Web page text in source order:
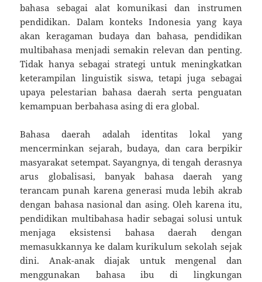
bahasa sebagai alat komunikasi dan instrumen
pendidikan. Dalam konteks Indonesia yang kaya
akan keragaman budaya dan bahasa, pendidikan
multibahasa menjadi semakin relevan dan penting.
Tidak hanya sebagai strategi untuk meningkatkan
keterampilan linguistik siswa, tetapi juga sebagai
upaya pelestarian bahasa daerah serta penguatan
kemampuan berbahasa asing di era global.
Bahasa daerah adalah identitas lokal yang
mencerminkan sejarah, budaya, dan cara berpikir
masyarakat setempat. Sayangnya, di tengah derasnya
arus globalisasi, banyak bahasa daerah yang
terancam punah karena generasi muda lebih akrab
dengan bahasa nasional dan asing. Oleh karena itu,
pendidikan multibahasa hadir sebagai solusi untuk
menjaga eksistensi bahasa daerah dengan
memasukkannya ke dalam kurikulum sekolah sejak
dini. Anak-anak diajak untuk mengenal dan
menggunakan bahasa ibu di lingkungan